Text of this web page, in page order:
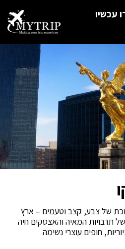
עכשיו
של צבע, קצב וטעמים – ארץ
תרבויות המאיה והאצטקים חיה
חופים עוצרי נשימה